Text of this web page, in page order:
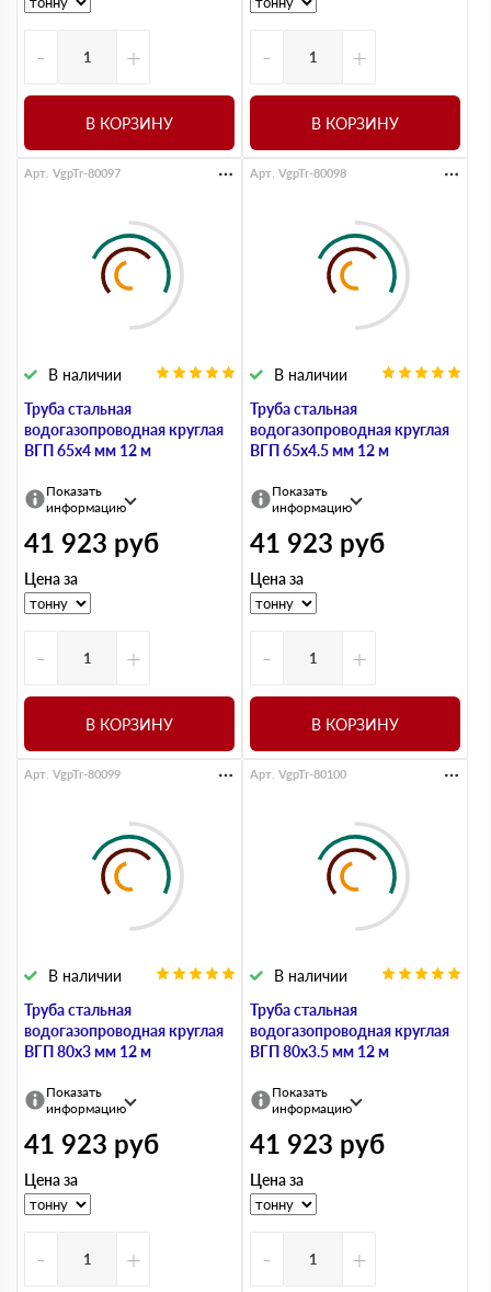
- +
В КОРЗИНУ
- +
В КОРЗИНУ
Труба стальная
водогазопроводная круглая
ВГП 65х4 мм 12 м
В наличии
Арт. VgpTr-80097
Показать
информацию
41 923 руб
Цена за
- +
В КОРЗИНУ
Труба стальная
водогазопроводная круглая
ВГП 65х4.5 мм 12 м
В наличии
Арт. VgpTr-80098
Показать
информацию
41 923 руб
Цена за
- +
В КОРЗИНУ
Труба стальная
водогазопроводная круглая
ВГП 80х3 мм 12 м
В наличии
Арт. VgpTr-80099
Показать
информацию
41 923 руб
Цена за
- +
Труба стальная
водогазопроводная круглая
ВГП 80х3.5 мм 12 м
В наличии
Арт. VgpTr-80100
Показать
информацию
41 923 руб
Цена за
- +